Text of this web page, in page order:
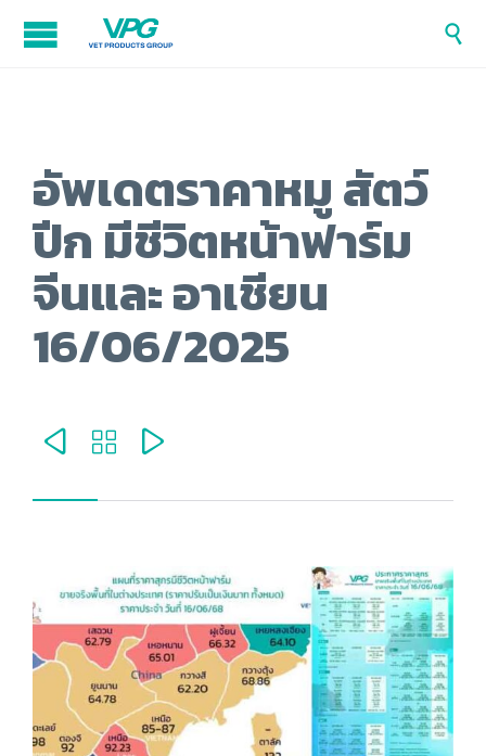

อัพเดตราคาหมู สัตว์
ปีก มีชีวิตหน้าฟาร์ม
จีนและ อาเชียน
16/06/2025
  